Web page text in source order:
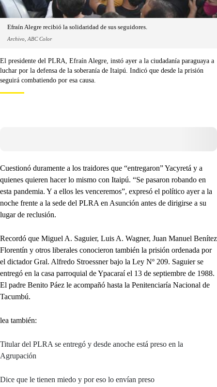
Efraín Alegre recibió la solidaridad de sus seguidores.
Archivo, ABC Color
El presidente del PLRA, Efraín Alegre, instó ayer a la ciudadanía paraguaya a
luchar por la defensa de la soberanía de Itaipú. Indicó que desde la prisión
seguirá combatiendo por esa causa.
Cuestionó duramente a los traidores que “entregaron” Yacyretá y a
quienes quieren hacer lo mismo con Itaipú. “Se pasaron robando en
esta pandemia. Y a ellos les venceremos”, expresó el político ayer a la
noche frente a la sede del PLRA en Asunción antes de dirigirse a su
lugar de reclusión.
Recordó que Miguel A. Saguier, Luis A. Wagner, Juan Manuel Benítez
Florentín y otros liberales conocieron también la prisión ordenada por
el dictador Gral. Alfredo Stroessner bajo la Ley Nº 209. Saguier se
entregó en la casa parroquial de Ypacaraí el 13 de septiembre de 1988.
El padre Benito Páez le acompañó hasta la Penitenciaría Nacional de
Tacumbú.
lea también:
Titular del PLRA se entregó y desde anoche está preso en la
Agrupación
Dice que le tienen miedo y por eso lo envían preso